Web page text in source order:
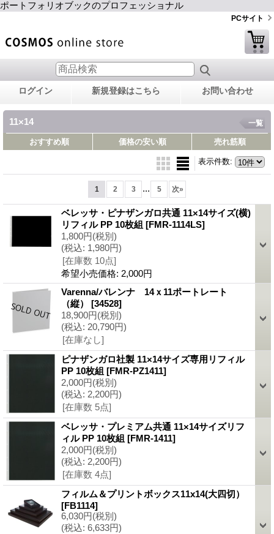
ポートフォリオブックのプロフェッショナル
PCサイト
ログイン 新規登録はこちら お問い合わせ
11×14 一覧
おすすめ順 価格の安い順 売れ筋順
表示件数:
1 2 3 ... 5 次»
ベレッサ・ピナザンガロ共通 11×14サイズ(横)
リフィル PP 10枚組 [FMR-1114LS]
1,800円(税別)
(税込: 1,980円)
[在庫数 10点]
希望小売価格: 2,000円
Varenna/バレンナ 14ｘ11ポートレート
（縦） [34528]
18,900円(税別)
(税込: 20,790円)
[在庫なし]
ピナザンガロ社製 11×14サイズ専用リフィル
PP 10枚組 [FMR-PZ1411]
2,000円(税別)
(税込: 2,200円)
[在庫数 5点]
ベレッサ・プレミアム共通 11×14サイズリフ
ィル PP 10枚組 [FMR-1411]
2,000円(税別)
(税込: 2,200円)
[在庫数 4点]
フィルム＆プリントボックス11x14(大四切）
[FB1114]
6,030円(税別)
(税込: 6,633円)